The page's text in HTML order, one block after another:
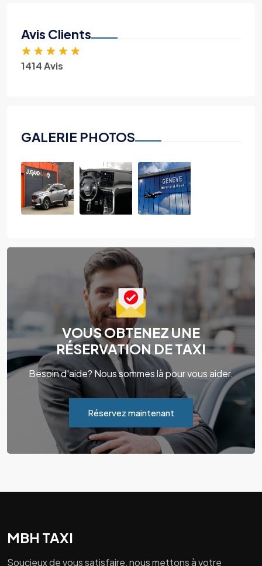
Avis Clients
★ ★ ★ ★ ★
1414 Avis
GALERIE PHOTOS
VOUS OBTENEZ UNE
RÉSERVATION DE TAXI
Besoin d'aide? Nous sommes là pour vous aider.
Réservez maintenant
MBH TAXI
Soucieux de vous satisfaire, nous mettons à votre